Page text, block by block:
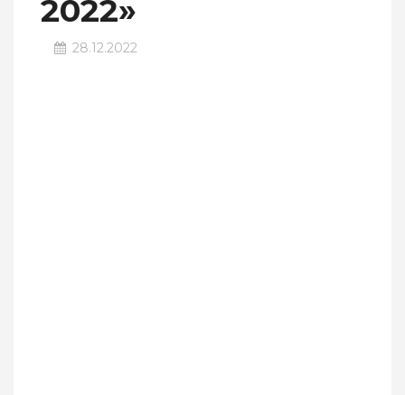
2022»
28.12.2022